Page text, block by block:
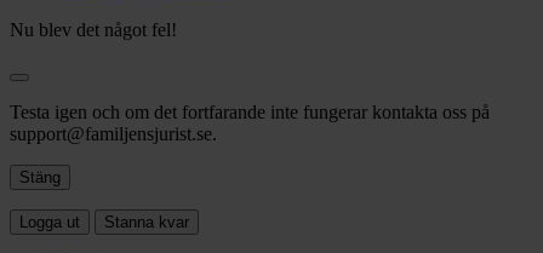
Nu blev det något fel!
Testa igen och om det fortfarande inte fungerar kontakta oss på
support@familjensjurist.se.
Stäng
Logga ut Stanna kvar